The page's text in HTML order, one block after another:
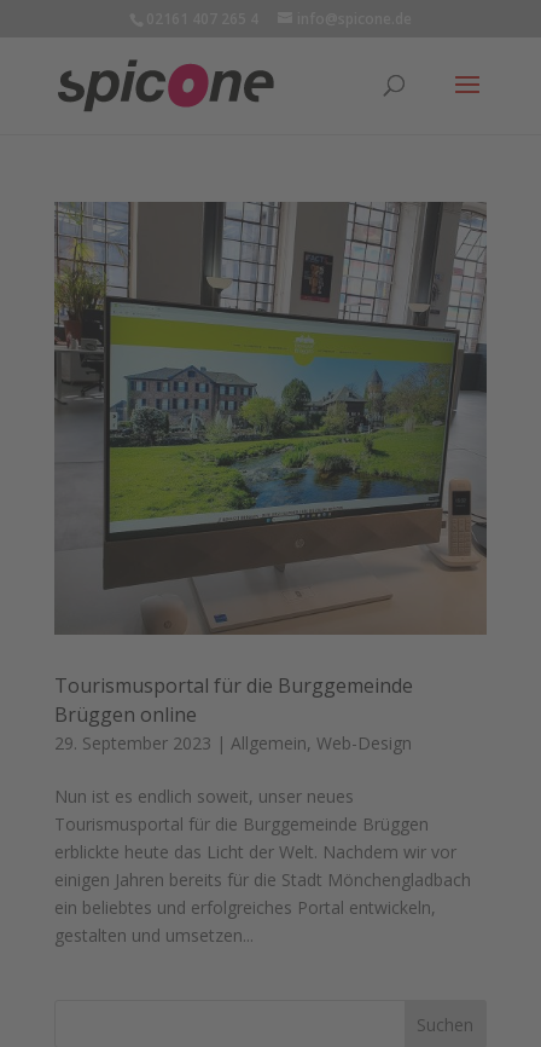
Tourismusportal für die Burggemeinde
Brüggen online
29. September 2023 | Allgemein, Web-Design
Nun ist es endlich soweit, unser neues
Tourismusportal für die Burggemeinde Brüggen
erblickte heute das Licht der Welt. Nachdem wir vor
einigen Jahren bereits für die Stadt Mönchengladbach
ein beliebtes und erfolgreiches Portal entwickeln,
gestalten und umsetzen...